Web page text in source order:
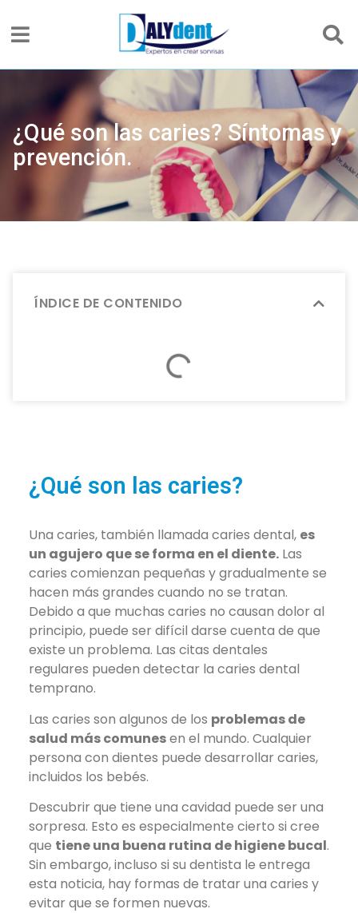
¿Qué son las caries? Síntomas y
prevención.
ÍNDICE DE CONTENIDO
¿Qué son las caries?
Una caries, también llamada caries dental, es
un agujero que se forma en el diente. Las
caries comienzan pequeñas y gradualmente se
hacen más grandes cuando no se tratan.
Debido a que muchas caries no causan dolor al
principio, puede ser difícil darse cuenta de que
existe un problema. Las citas dentales
regulares pueden detectar la caries dental
temprano.
Las caries son algunos de los problemas de
salud más comunesen el mundo. Cualquier
persona con dientes puede desarrollar caries,
incluidos los bebés.
Descubrir que tiene una cavidad puede ser una
sorpresa. Esto es especialmente cierto si cree
que tiene una buena rutina de higiene bucal.
Sin embargo, incluso si su dentista le entrega
esta noticia, hay formas de tratar una caries y
evitar que se formen nuevas.